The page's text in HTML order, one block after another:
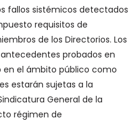
fallos sistémicos detectados
requisitos de
de los Directorios. Los
probados en
el ámbito público como
estarán sujetas a la
General de la
régimen de